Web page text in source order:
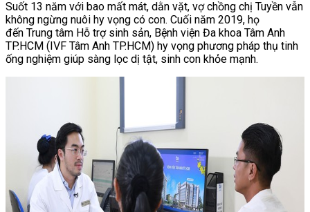
Suốt 13 năm với bao mất mát, dằn vặt, vợ chồng chị Tuyền vẫn
không ngừng nuôi hy vọng có con. Cuối năm 2019, họ
đến Trung tâm Hỗ trợ sinh sản, Bệnh viện Đa khoa Tâm Anh
TP.HCM (IVF Tâm Anh TP.HCM) hy vọng phương pháp thụ tinh
ống nghiệm giúp sàng lọc dị tật, sinh con khỏe mạnh.